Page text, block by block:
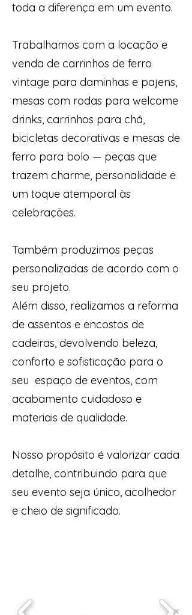
toda a diferença em um evento.
Trabalhamos com a locação e
venda de carrinhos de ferro
vintage para daminhas e pajens,
mesas com rodas para welcome
drinks, carrinhos para chá,
bicicletas decorativas e mesas de
ferro para bolo — peças que
trazem charme, personalidade e
um toque atemporal às
celebrações.
Também produzimos peças
personalizadas de acordo com o
seu projeto.
Além disso, realizamos a reforma
de assentos e encostos de
cadeiras, devolvendo beleza,
conforto e sofisticação para o
seu espaço de eventos, com
acabamento cuidadoso e
materiais de qualidade.
Nosso propósito é valorizar cada
detalhe, contribuindo para que
seu evento seja único, acolhedor
e cheio de significado.